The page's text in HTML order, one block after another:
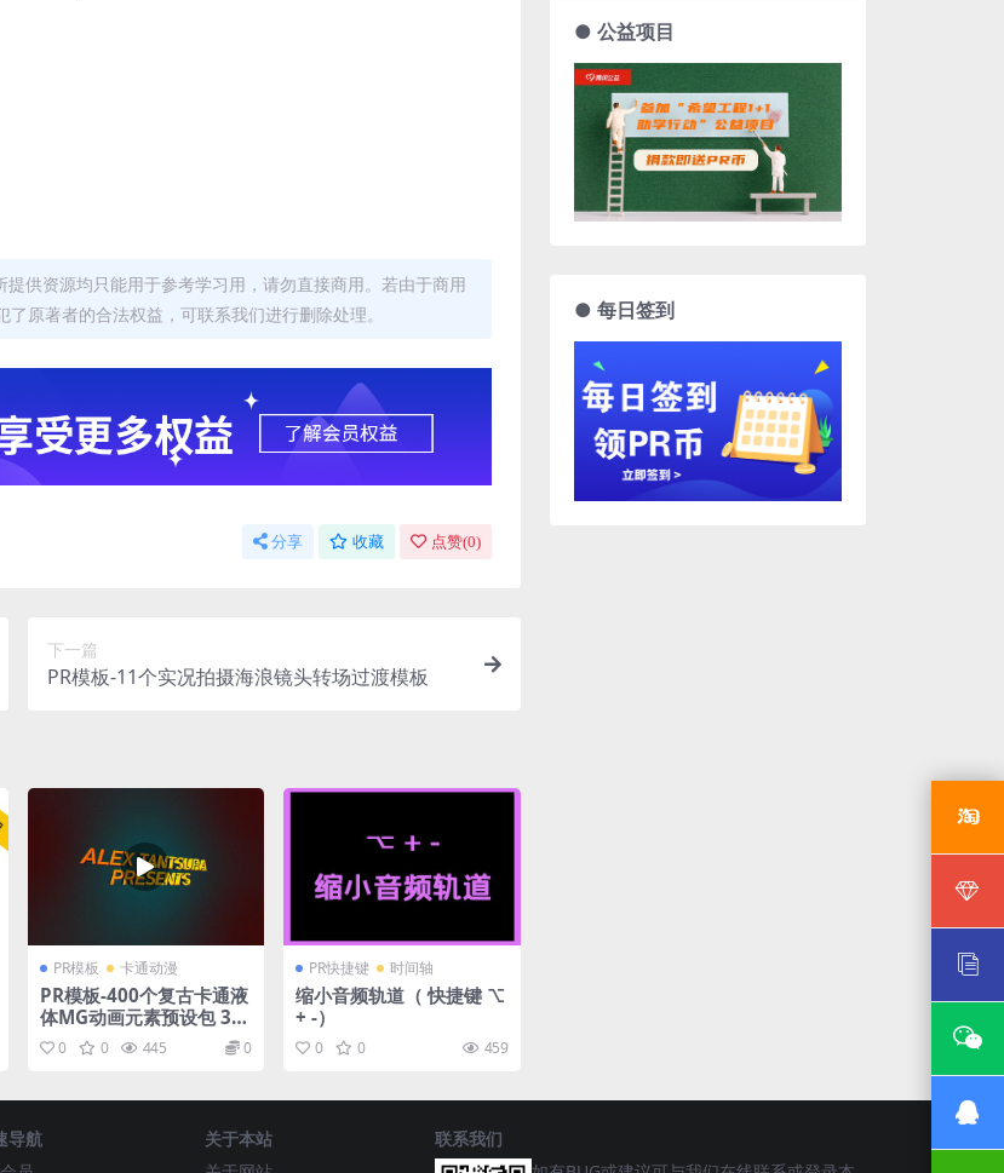
供资源均只能用于参考学习用，请勿直接商用。若由于商用
原著者的合法权益，可联系我们进行删除处理。
分享 收藏 点赞(0)
下一篇
PR模板-11个实况拍摄海浪镜头转场过渡模板
PR模板 卡通动漫
PR模板-400个复古卡通液
体MG动画元素预设包 3D
Liquid Motion FX Pack
ages
0 0 445 0
PR快捷键 时间轴
缩小音频轨道（ 快捷键 ⌥
+ -）
0 0 459
● 公益项目
● 每日签到
导航
关于本站
联系我们